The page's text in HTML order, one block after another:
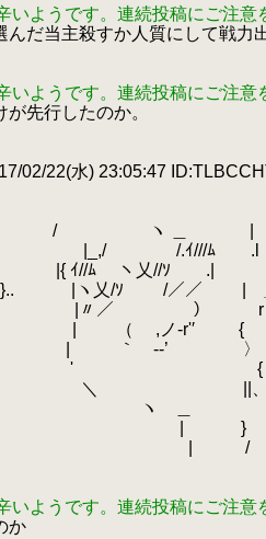
いようです。連続投稿にご注意
んだ当主殺すか人質にして戦
いようです。連続投稿にご注意
先行したのか。
02/22(水) 23:05:47
/.ｲ///ﾑ
ｲ//ﾑ ヽ乂//ｿ .| ,
|ヽ乂/ｿ /／
|〃／ ） r ´
,ノ-r'′ {
ヽ-―' ―-、 `
' { / -'-
＼ ||、{￣ ヽ_ と
| {￣
`――
{￣
いようです。連続投稿にご注意
か